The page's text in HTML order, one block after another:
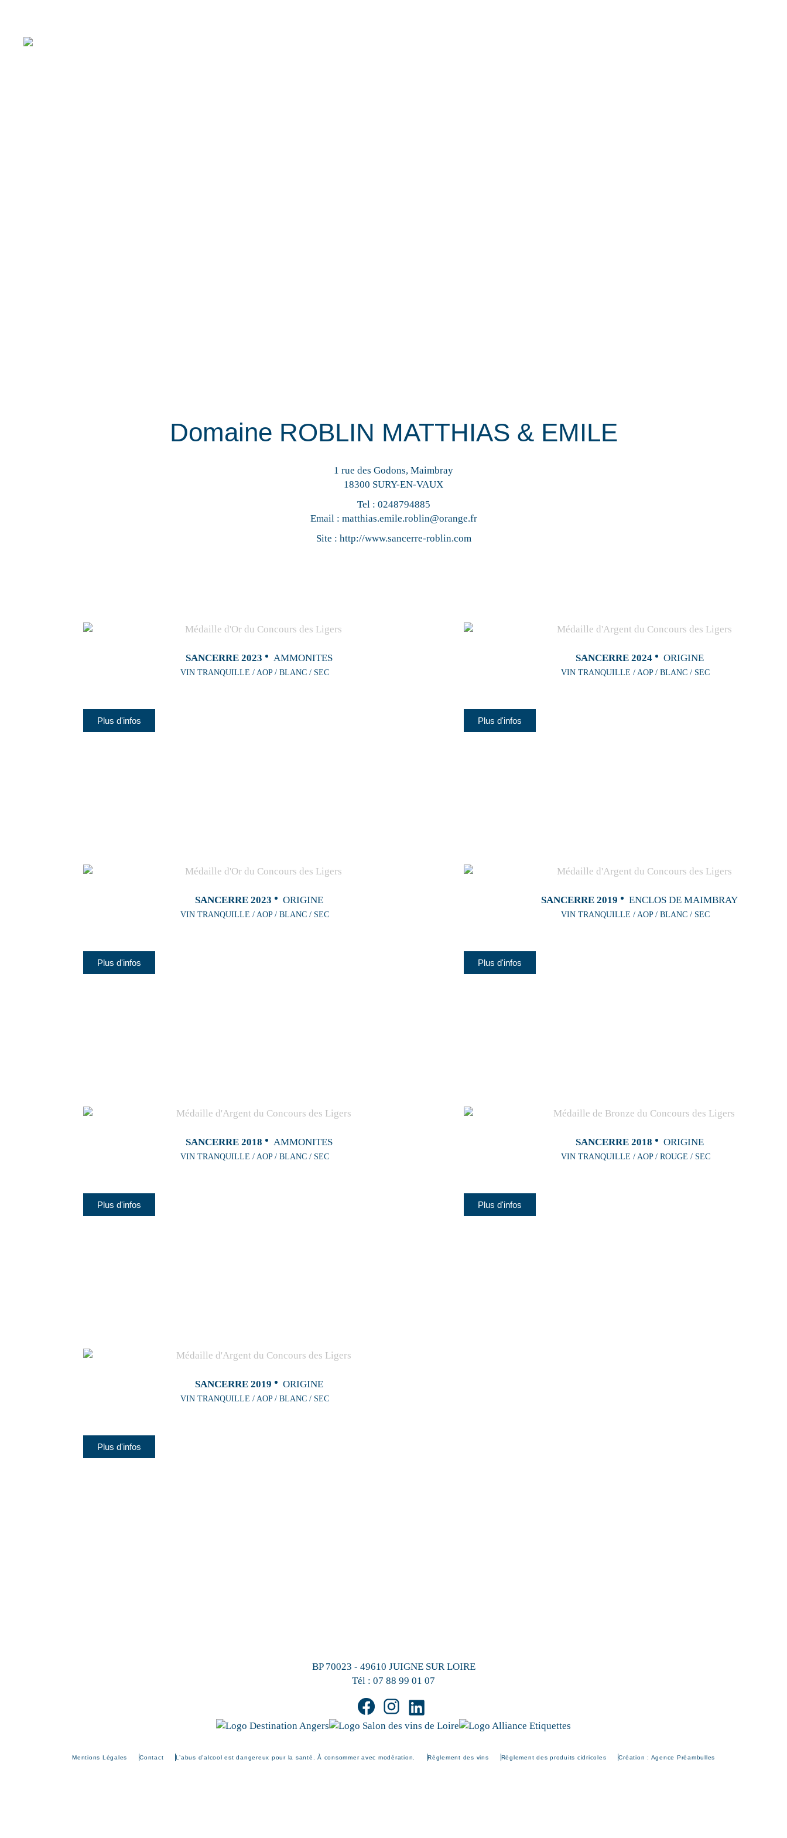
Domaine ROBLIN MATTHIAS & EMILE
1 rue des Godons, Maimbray
18300 SURY-EN-VAUX
Tel : 0248794885
Email : matthias.emile.roblin@orange.fr
Site : http://www.sancerre-roblin.com
SANCERRE 2023 AMMONITES
VIN TRANQUILLE / AOP / BLANC / SEC
Plus d'infos
SANCERRE 2024 ORIGINE
VIN TRANQUILLE / AOP / BLANC / SEC
Plus d'infos
SANCERRE 2023 ORIGINE
VIN TRANQUILLE / AOP / BLANC / SEC
Plus d'infos
SANCERRE 2019 ENCLOS DE MAIMBRAY
VIN TRANQUILLE / AOP / BLANC / SEC
Plus d'infos
SANCERRE 2018 AMMONITES
VIN TRANQUILLE / AOP / BLANC / SEC
Plus d'infos
SANCERRE 2018 ORIGINE
VIN TRANQUILLE / AOP / ROUGE / SEC
Plus d'infos
SANCERRE 2019 ORIGINE
VIN TRANQUILLE / AOP / BLANC / SEC
Plus d'infos
BP 70023 - 49610 JUIGNE SUR LOIRE
Tél : 07 88 99 01 07
Mentions Légales Contact L’abus d’alcool est dangereux pour la santé. À consommer avec modération. Règlement des vins Règlement des produits cidricoles Création : Agence Préambulles